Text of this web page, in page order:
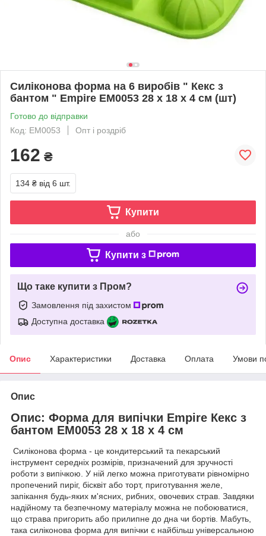
Силіконова форма на 6 виробів " Кекс з
бантом " Empire EM0053 28 х 18 х 4 см (шт)
Готово до відправки
Код: EM0053
Опт і роздріб
162 ₴
134 ₴ від 6 шт.
Купити
або
Купити з
Що таке купити з Пром?
Замовлення під захистом
Доступна доставка
Опис Характеристики Доставка Оплата Умови
Опис
Опис: Форма для випічки Empire Кекс з
бантом EM0053 28 х 18 х 4 см
Силіконова форма - це кондитерський та пекарський
інструмент середніх розмірів, призначений для зручності
роботи з випічкою. У ній легко можна приготувати рівномірно
пропечений пиріг, бісквіт або торт, приготування желе,
запікання будь-яких м'ясних, рибних, овочевих страв. Завдяки
надійному та безпечному матеріалу можна не побоюватися,
що страва пригорить або прилипне до дна чи бортів. Мабуть,
така силіконова форма для випічки є найбільш універсальною